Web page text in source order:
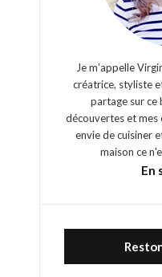
Je m’appelle
créatrice, styliste
partage sur ce
découvertes et mes
envie de cuisiner
maison ce
En